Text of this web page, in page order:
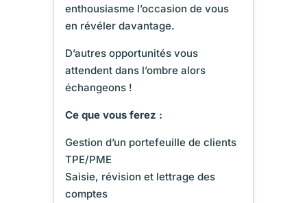
enthousiasme l’occasion de vous
en révéler davantage.
D’autres opportunités vous
attendent dans l’ombre alors
échangeons !
Ce que vous ferez :
Gestion d’un portefeuille de clients
TPE/PME
Saisie, révision et lettrage des
comptes